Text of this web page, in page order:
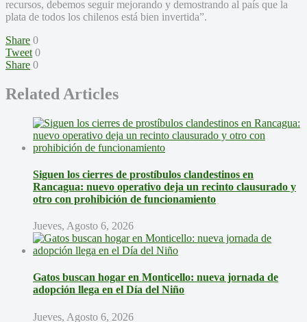
recursos, debemos seguir mejorando y demostrando al país que la
plata de todos los chilenos está bien invertida”.
Share 0
Tweet 0
Share 0
Related Articles
Siguen los cierres de prostíbulos clandestinos en
Rancagua: nuevo operativo deja un recinto clausurado y
otro con prohibición de funcionamiento
Jueves, Agosto 6, 2026
Gatos buscan hogar en Monticello: nueva jornada de
adopción llega en el Día del Niño
Jueves, Agosto 6, 2026